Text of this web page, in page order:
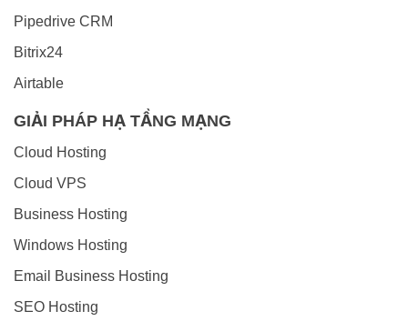
Pipedrive CRM
Bitrix24
Airtable
GIẢI PHÁP HẠ TẦNG MẠNG
Cloud Hosting
Cloud VPS
Business Hosting
Windows Hosting
Email Business Hosting
SEO Hosting